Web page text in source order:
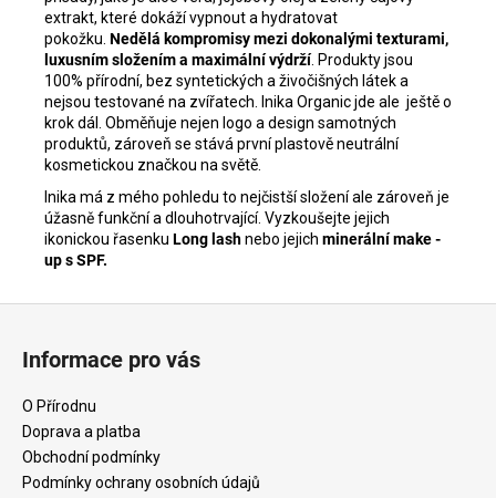
extrakt, které dokáží vypnout a hydratovat
pokožku. Nedělá kompromisy mezi dokonalými texturami,
luxusním složením a maximální výdrží. Produkty jsou
100% přírodní, bez syntetických a živočišných látek a
nejsou testované na zvířatech. Inika Organic jde ale ještě o
krok dál. Obměňuje nejen logo a design samotných
produktů, zároveň se stává první plastově neutrální
kosmetickou značkou na světě.
Inika má z mého pohledu to nejčistší složení ale zároveň je
úžasně funkční a dlouhotrvající. Vyzkoušejte jejich
ikonickou řasenku Long lashnebo jejich minerální make -
up s SPF.
Informace pro vás
O Přírodnu
Doprava a platba
Obchodní podmínky
Podmínky ochrany osobních údajů